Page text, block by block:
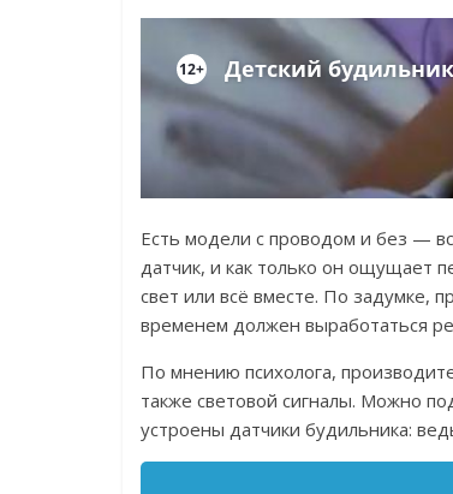
Есть модели с проводом и без —
датчик, и как только он ощущает
свет или всё вместе. По задумке,
временем должен выработаться
По мнению психолога,
также световой сигналы. Можно
устроены датчики будильника: